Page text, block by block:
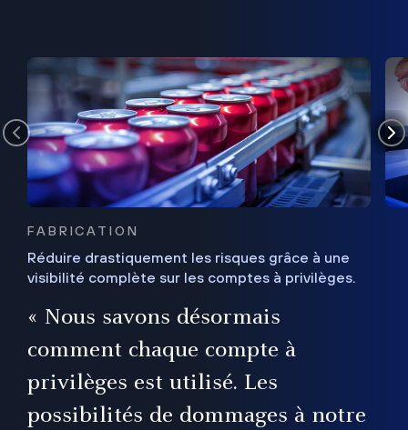
FABRICATION
Réduire drastiquement les risques grâce à une
visibilité complète sur les comptes à privilèges.
« Nous savons désormais
comment chaque compte à
privilèges est utilisé. Les
possibilités de dommages à notre